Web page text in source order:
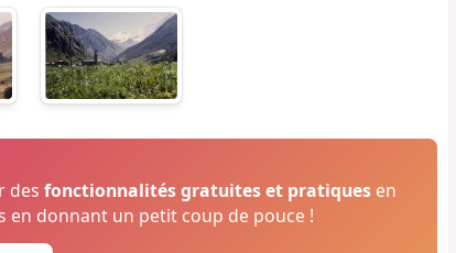
desfonctionnalités gratuites et pratiques en
en donnant un petit coup de pouce !